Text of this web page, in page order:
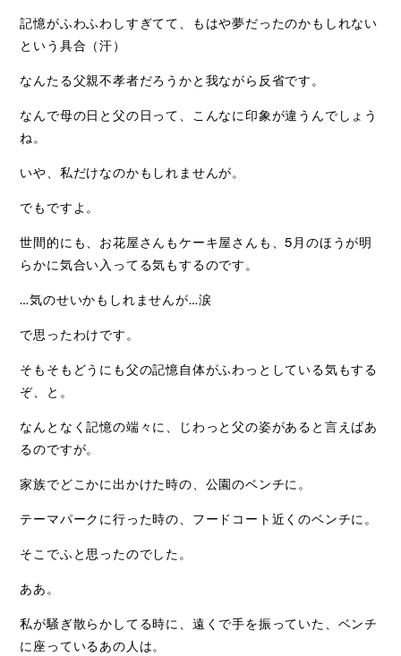
記憶がふわふわしすぎてて、もはや夢だったのかもしれない
という具合（汗）
なんたる父親不孝者だろうかと我ながら反省です。
なんで母の日と父の日って、こんなに印象が違うんでしょう
ね。
いや、私だけなのかもしれませんが。
でもですよ。
世間的にも、お花屋さんもケーキ屋さんも、5月のほうが明
らかに気合い入ってる気もするのです。
…気のせいかもしれませんが…涙
で思ったわけです。
そもそもどうにも父の記憶自体がふわっとしている気もする
ぞ、と。
なんとなく記憶の端々に、じわっと父の姿があると言えばあ
るのですが。
家族でどこかに出かけた時の、公園のベンチに。
テーマパークに行った時の、フードコート近くのベンチに。
そこでふと思ったのでした。
ああ。
私が騒ぎ散らかしてる時に、遠くで手を振っていた、ベンチ
に座っているあの人は。